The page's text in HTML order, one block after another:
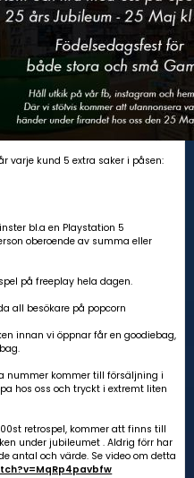
varje kund 5 extra saker i påsen:
bl.a en Playstation 5
oberoende av summa eller
på freeplay hela dagen.
all besökare på popcorn
innan vi öppnar får en goodiebag,
nummer kommer till försäljning i
hos oss och tryckt i extremt liten
retrospel, kommer att finns till
under jubileumet . Aldrig förr har
antal och värde. Se video om detta